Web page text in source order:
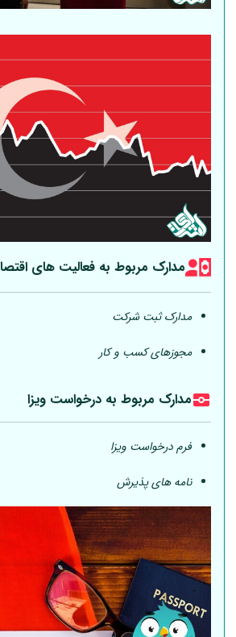
مدارک مربوط به فعالیت های
مدارک ثبت شرکت
مجوزهای کسب و کار
مدارک مربوط به درخواست ویزا
فرم درخواست ویزا
نامه های پذیرش